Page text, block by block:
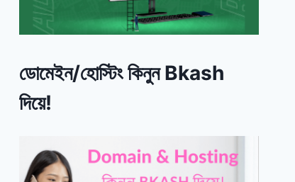
ডোমেইন/হোস্টিং কিনুন Bkash
দিয়ে!